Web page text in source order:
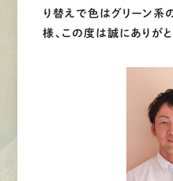
り替えで色はグリーン系
様、この度は誠にありがと